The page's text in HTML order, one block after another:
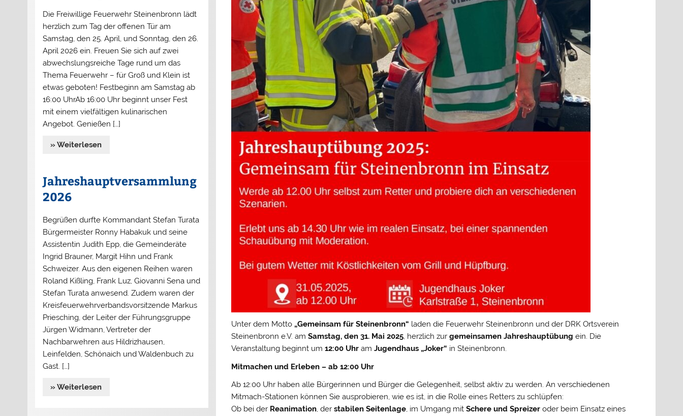
Unter dem Motto„Gemeinsam für Steinenbronn“ laden die Feuerwehr Steinenbronn und der DRK Ortsverein
Steinenbronn e.V. amSamstag, den 31. Mai 2025, herzlich zurgemeinsamen Jahreshauptübungein. Die
Veranstaltung beginnt um12:00 Uhr amJugendhaus „Joker“ in Steinenbronn.
Mitmachen und Erleben – ab 12:00 Uhr
Ab 12:00 Uhr haben alle Bürgerinnen und Bürger die Gelegenheit, selbst aktiv zu werden. An verschiedenen
Mitmach-Stationen können Sie ausprobieren, wie es ist, in die Rolle eines Retters zu schlüpfen:
Ob bei der Reanimation, derstabilen Seitenlage, im Umgang mitSchere und Spreizer oder beim Einsatz eines
Die Freiwillige Feuerwehr Steinenbronn lädt
herzlich zum Tag der offenen Tür am
Samstag, den 25. April, und Sonntag, den 26.
April 2026 ein. Freuen Sie sich auf zwei
abwechslungsreiche Tage rund um das
Thema Feuerwehr – für Groß und Klein ist
etwas geboten! Festbeginn am Samstag ab
16:00 UhrAb 16:00 Uhr beginnt unser Fest
mit einem vielfältigen kulinarischen
Angebot. Genießen […]
» Weiterlesen
Jahreshauptversammlung
2026
Begrüßen durfte Kommandant Stefan Turata
Bürgermeister Ronny Habakuk und seine
Assistentin Judith Epp, die Gemeinderäte
Ingrid Brauner, Margit Hihn und Frank
Schweizer. Aus den eigenen Reihen waren
Roland Kißling, Frank Luz, Giovanni Sena und
Stefan Turata anwesend. Zudem waren der
Kreisfeuerwehrverbandsvorsitzende Markus
Priesching, der Leiter der Führungsgruppe
Jürgen Widmann, Vertreter der
Nachbarwehren aus Hildrizhausen,
Leinfelden, Schönaich und Waldenbuch zu
Gast. […]
» Weiterlesen